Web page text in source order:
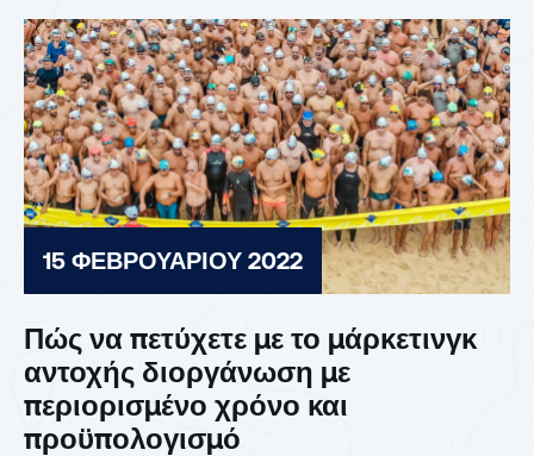
15 ΦΕΒΡΟΥΑΡΊΟΥ 2022
Πώς να πετύχετε με το μάρκετινγκ
αντοχής διοργάνωση με
περιορισμένο χρόνο και
προϋπολογισμό